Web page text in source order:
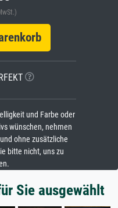
und Farbe oder
wünschen, nehmen
ohne zusätzliche
bitte nicht, uns zu
Sie ausgewählt